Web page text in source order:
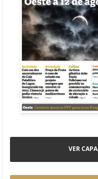
VER CAPA